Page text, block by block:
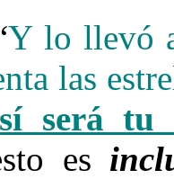
Y lo llevó
las
será tu
es